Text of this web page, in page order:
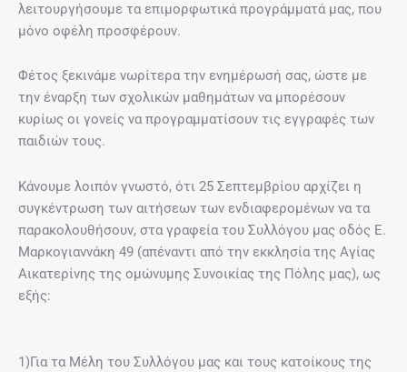
λειτουργήσουμε τα επιμορφωτικά προγράμματά μας, που
μόνο οφέλη προσφέρουν.
Φέτος ξεκινάμε νωρίτερα την ενημέρωσή σας, ώστε με
την έναρξη των σχολικών μαθημάτων να μπορέσουν
κυρίως οι γονείς να προγραμματίσουν τις εγγραφές των
παιδιών τους.
Κάνουμε λοιπόν γνωστό, ότι 25 Σεπτεμβρίου αρχίζει η
συγκέντρωση των αιτήσεων των ενδιαφερομένων να τα
παρακολουθήσουν, στα γραφεία του Συλλόγου μας οδός Ε.
Μαρκογιαννάκη 49 (απέναντι από την εκκλησία της Αγίας
Αικατερίνης της ομώνυμης Συνοικίας της Πόλης μας), ως
εξής:
1)Για τα Μέλη του Συλλόγου μας και τους κατοίκους της